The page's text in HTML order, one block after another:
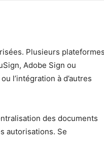
Plusieurs plateformes
Adobe Sign ou
l’intégration à d’autres
des documents
autorisations. Se